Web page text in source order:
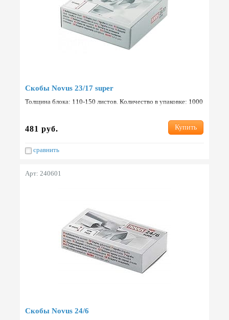
Скобы Novus 23/17 super
Толщина блока: 110-150 листов. Количество в упаковке: 1000
481 руб. Купить
сравнить
Арт: 240601
Скобы Novus 24/6